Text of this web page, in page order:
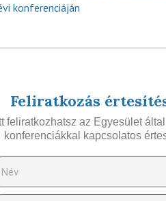
konferenciáján
Feliratkozás
feliratkozhatsz az Egyesület
konferenciákkal kapcsolatos